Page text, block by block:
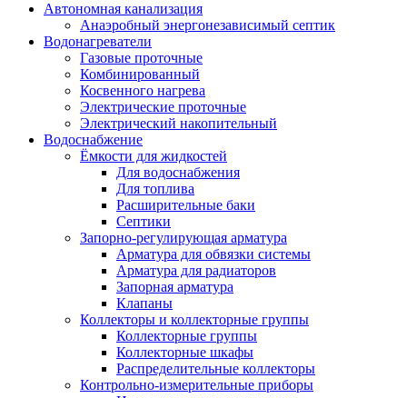
Автономная канализация
Анаэробный энергонезависимый септик
Водонагреватели
Газовые проточные
Комбинированный
Косвенного нагрева
Электрические проточные
Электрический накопительный
Водоснабжение
Ёмкости для жидкостей
Для водоснабжения
Для топлива
Расширительные баки
Септики
Запорно-регулирующая арматура
Арматура для обвязки системы
Арматура для радиаторов
Запорная арматура
Клапаны
Коллекторы и коллекторные группы
Коллекторные группы
Коллекторные шкафы
Распределительные коллекторы
Контрольно-измерительные приборы